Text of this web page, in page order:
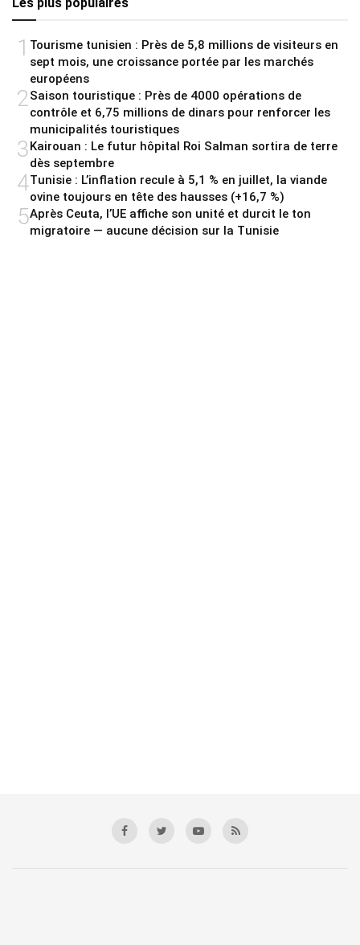
1 Tourisme tunisien : Près de 5,8 millions de visiteurs en
sept mois, une croissance portée par les marchés
européens
2Saison touristique : Près de 4000 opérations de
contrôle et 6,75 millions de dinars pour renforcer les
municipalités touristiques
3Kairouan : Le futur hôpital Roi Salman sortira de terre
dès septembre
4Tunisie : L’inflation recule à 5,1 % en juillet, la viande
ovine toujours en tête des hausses (+16,7 %)
5Après Ceuta, l’UE affiche son unité et durcit le ton
migratoire — aucune décision sur la Tunisie